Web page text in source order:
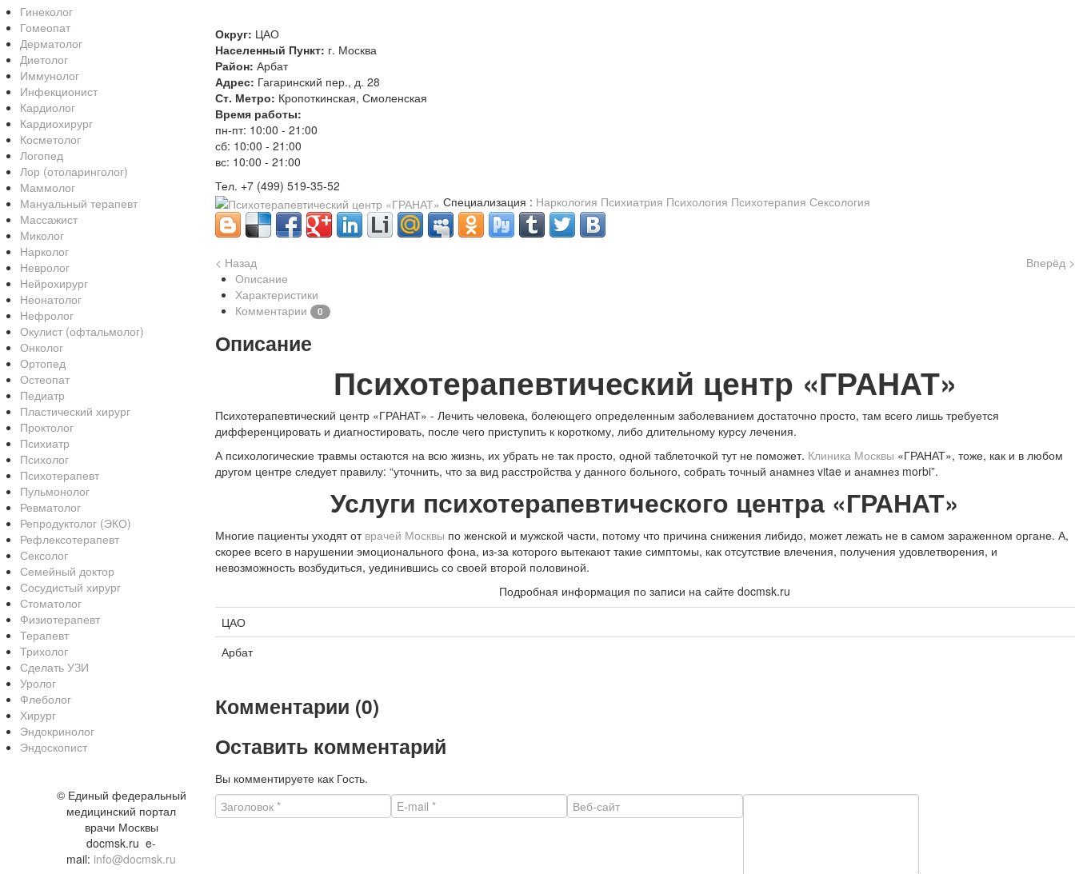
Округ: ЦАО
Населенный Пункт: г. Москва
Район: Арбат
Адрес: Гагаринский пер., д. 28
Ст. Метро: Кропоткинская, Смоленская
Время работы:
пн-пт: 10:00 - 21:00
сб: 10:00 - 21:00
вс: 10:00 - 21:00
Тел. +7 (499) 519-35-52
Специализация : Наркология Психиатрия Психология Психотерапия Сексология
< Назад
Вперёд >
Описание
Характеристики
Комментарии
0
Описание
Психотерапевтический центр «ГРАНАТ»
Психотерапевтический центр «ГРАНАТ» - Лечить человека, болеющего определенным заболеванием достаточно просто, там всего лишь требуется
дифференцировать и диагностировать, после чего приступить к короткому, либо длительному курсу лечения.
А психологические травмы остаются на всю жизнь, их убрать не так просто, одной таблеточкой тут не поможет. Клиника Москвы «ГРАНАТ», тоже, как и в любом
другом центре следует правилу: “уточнить, что за вид расстройства у данного больного, собрать точный анамнез vitae и анамнез morbi”.
Услуги психотерапевтического центра «ГРАНАТ»
Многие пациенты уходят от врачей Москвы по женской и мужской части, потому что причина снижения либидо, может лежать не в самом зараженном органе. А,
скорее всего в нарушении эмоционального фона, из-за которого вытекают такие симптомы, как отсутствие влечения, получения удовлетворения, и
невозможность возбудиться, уединившись со своей второй половиной.
Подробная информация по записи на сайте docmsk.ru
ЦАО
Арбат
Комментарии (0)
Оставить комментарий
Вы комментируете как Гость.
Гинеколог
Гомеопат
Дерматолог
Диетолог
Иммунолог
Инфекционист
Кардиолог
Кардиохирург
Косметолог
Логопед
Лор (отоларинголог)
Маммолог
Мануальный терапевт
Массажист
Миколог
Нарколог
Невролог
Нейрохирург
Неонатолог
Нефролог
Окулист (офтальмолог)
Онколог
Ортопед
Остеопат
Педиатр
Пластический хирург
Проктолог
Психиатр
Психолог
Психотерапевт
Пульмонолог
Ревматолог
Репродуктолог (ЭКО)
Рефлексотерапевт
Сексолог
Семейный доктор
Сосудистый хирург
Стоматолог
Физиотерапевт
Терапевт
Трихолог
Сделать УЗИ
Уролог
Флеболог
Хирург
Эндокринолог
Эндоскопист
© Единый федеральный
медицинский портал
врачи Москвы
docmsk.ru e-
mail: info@docmsk.ru